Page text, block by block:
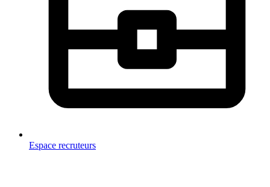
Espace recruteurs